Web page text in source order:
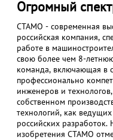
Огромный
СТАМО - современная
российская компания,
работе в
свою более чем 8-
команда, включающая в
профессионально
инженеров и
собственном
технологий, как
российских разработок.
изобретения СТАМО